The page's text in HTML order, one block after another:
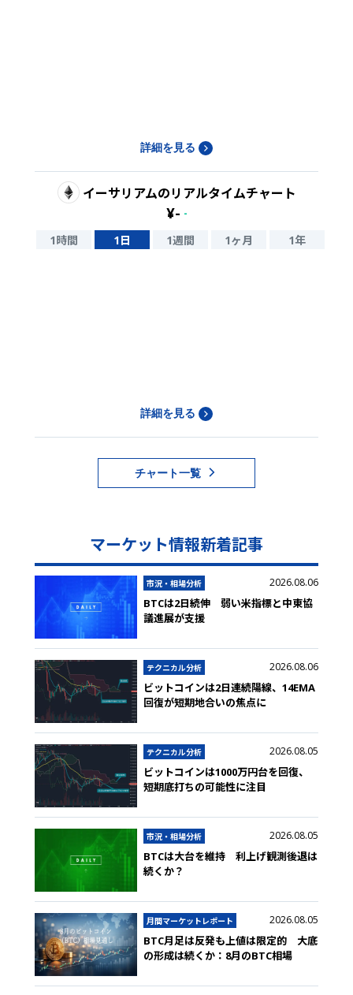
詳細を見る
イーサリアムのリアルタイムチャート
¥- -
1時間 1日 1週間 1ヶ月 1年
詳細を見る
チャート一覧
マーケット情報新着記事
市況・相場分析 2026.08.06
BTCは2日続伸 弱い米指標と中東協
議進展が支援
テクニカル分析 2026.08.06
ビットコインは2日連続陽線、14EMA
回復が短期地合いの焦点に
テクニカル分析 2026.08.05
ビットコインは1000万円台を回復、
短期底打ちの可能性に注目
市況・相場分析 2026.08.05
BTCは大台を維持 利上げ観測後退は
続くか？
月間マーケットレポート 2026.08.05
BTC月足は反発も上値は限定的 大底
の形成は続くか：8月のBTC相場